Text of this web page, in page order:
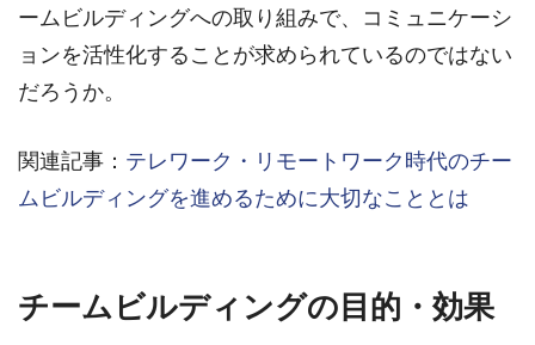
ームビルディングへの取り組みで、コミュニケーシ
ョンを活性化することが求められているのではない
だろうか。
関連記事： テレワーク・リモートワーク時代のチー
ムビルディングを進めるために大切なこととは
チームビルディングの目的・効果